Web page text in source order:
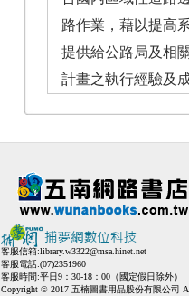
路作業，藉以提高
提供給公路局及相
計畫之執行經驗及
客服信箱:library.w3322@msa.hinet.net
客服電話:(07)2351960
客服時間:平日9：30-18：00（國定假日除外）
Copyright © 2017 五楠圖書用品股份有限公司